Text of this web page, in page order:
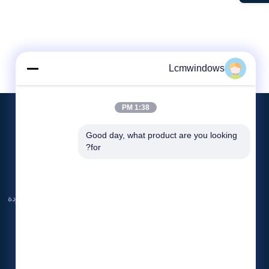
Lcmwindows
1:38 PM
Good day, what product are you looking
for?